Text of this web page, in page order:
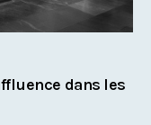
dans les